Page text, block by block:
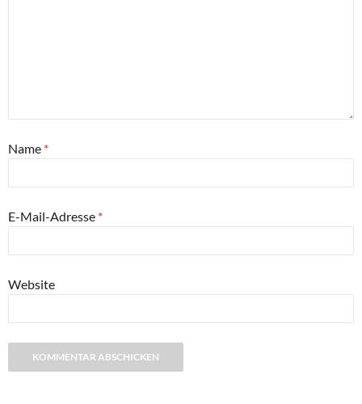
Name *
E-Mail-Adresse *
Website